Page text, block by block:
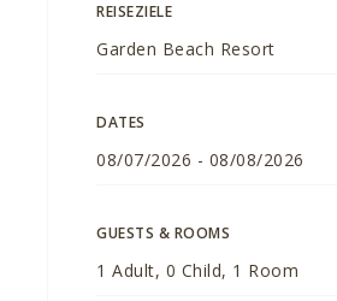
REISEZIELE
DATES
08/07/2026 - 08/08/2026
GUESTS & ROOMS
1 Adult, 0 Child, 1 Room